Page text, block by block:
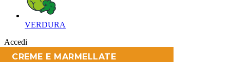
VERDURA‎
Accedi
CREME E MARMELLATE